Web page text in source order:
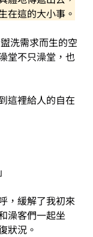
在這的大小事。
洗需求而生的空
堂不只澡堂，也
這裡給人的自在
，緩解了我初來
澡客們一起坐
狀況。